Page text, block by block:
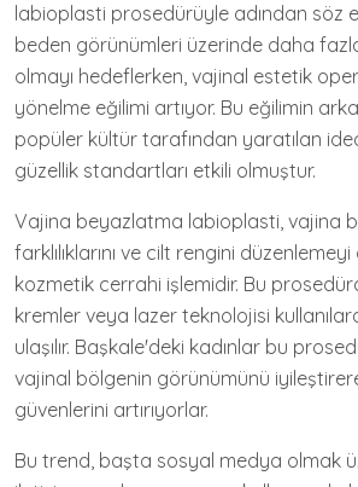
labioplasti prosedürüyle adından söz
beden görünümleri üzerinde daha
olmayı hedeflerken, vajinal estetik
yönelme eğilimi artıyor. Bu eğilimin
popüler kültür tarafından yaratılan
güzellik standartları etkili olmuştur.
Vajina beyazlatma labioplasti, vajina
farklılıklarını ve cilt rengini
kozmetik cerrahi işlemidir. Bu
kremler veya lazer teknolojisi
ulaşılır. Başkale'deki kadınlar bu
vajinal bölgenin görünümünü
güvenlerini artırıyorlar.
Bu trend, başta sosyal medya olmak